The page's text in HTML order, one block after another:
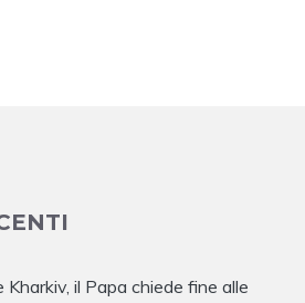
il Papa chiede fine alle